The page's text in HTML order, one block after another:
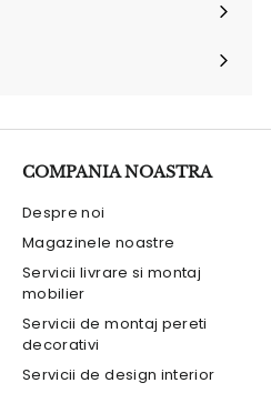
COMPANIA NOASTRA
Despre noi
Magazinele noastre
Servicii livrare si montaj
mobilier
Servicii de montaj pereti
decorativi
Servicii de design interior